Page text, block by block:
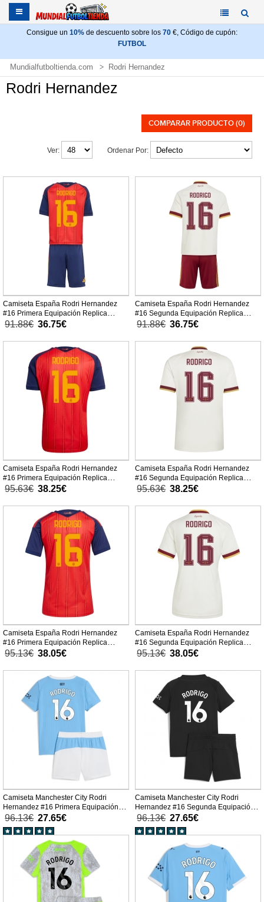
Consigue un 10% de descuento sobre los 70 €, Código de cupón:
FUTBOL
Mundialfutboltienda.com Rodri Hernandez
Rodri Hernandez
COMPARAR PRODUCTO (0)
Ordenar Por:
Ver:
Camiseta España Rodri Hernandez
#16 Primera Equipación Replica
Mundial 2026 para niños mangas
91.88€ 36.75€
Camiseta España Rodri Hernandez
#16 Segunda Equipación Replica
Mundial 2026 para niños mangas
91.88€ 36.75€
Camiseta España Rodri Hernandez
#16 Primera Equipación Replica
Mundial 2026 mangas cortas
95.63€ 38.25€
Camiseta España Rodri Hernandez
#16 Segunda Equipación Replica
Mundial 2026 mangas cortas
95.63€ 38.25€
Camiseta España Rodri Hernandez
#16 Primera Equipación Replica
Mundial 2026 para mujer mangas
95.13€ 38.05€
Camiseta España Rodri Hernandez
#16 Segunda Equipación Replica
Mundial 2026 para mujer mangas
95.13€ 38.05€
Camiseta Manchester City Rodri
Hernandez #16 Primera Equipación
Replica 2025-26 para niños mangas
cortas (+ Pantalones cortos)
96.13€ 27.65€
Camiseta Manchester City Rodri
Hernandez #16 Segunda Equipación
Replica 2025-26 para niños mangas
cortas (+ Pantalones cortos)
96.13€ 27.65€